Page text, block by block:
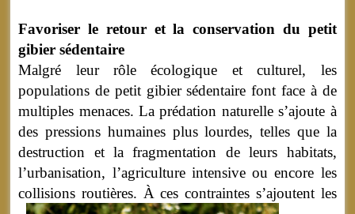
Favoriser le retour et la conservation du petit
gibier sédentaire
Malgré leur rôle écologique et culturel, les
populations de petit gibier sédentaire font face à de
multiples menaces. La prédation naturelle s’ajoute à
des pressions humaines plus lourdes, telles que la
destruction et la fragmentation de leurs habitats,
l’urbanisation, l’agriculture intensive ou encore les
collisions routières. À ces contraintes s’ajoutent les